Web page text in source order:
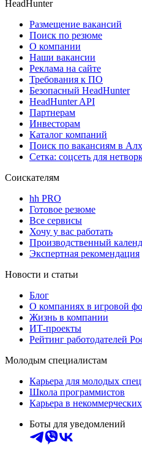
HeadHunter
Размещение вакансий
Поиск по резюме
О компании
Наши вакансии
Реклама на сайте
Требования к ПО
Безопасный HeadHunter
HeadHunter API
Партнерам
Инвесторам
Каталог компаний
Поиск по вакансиям в
Сетка: соцсеть для
Соискателям
hh PRO
Готовое резюме
Все сервисы
Хочу у вас работать
Производственный
Экспертная рекомендация
Новости и статьи
Блог
О компаниях в игровой
Жизнь в компании
ИТ-проекты
Рейтинг работодателей
Молодым специалистам
Карьера для молодых
Школа программистов
Карьера в
Боты для уведомлений